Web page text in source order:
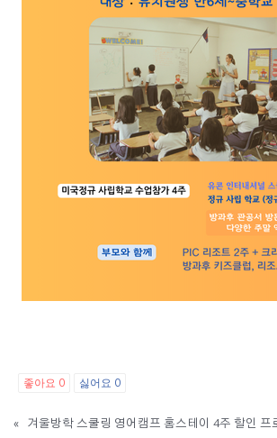
좋아요 0 싫어요 0
« 겨울방학 스쿨링 영어캠프 홈스테이 4주 할인 프